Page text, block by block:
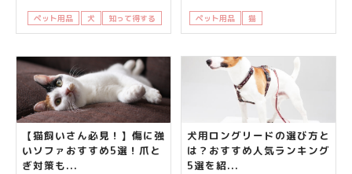
ペット用品 犬 知って得する ペット用品 猫
【猫飼いさん必見！】傷に強
いソファおすすめ5選！爪と
ぎ対策も...
犬用ロングリードの選び方と
は？おすすめ人気ランキング
5選を紹...